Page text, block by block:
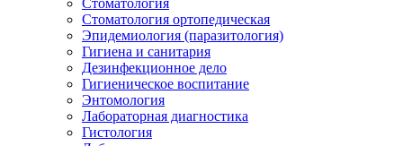
Стоматология
Стоматология ортопедическая
Эпидемиология (паразитология)
Гигиена и санитария
Дезинфекционное дело
Гигиеническое воспитание
Энтомология
Лабораторная диагностика
Гистология